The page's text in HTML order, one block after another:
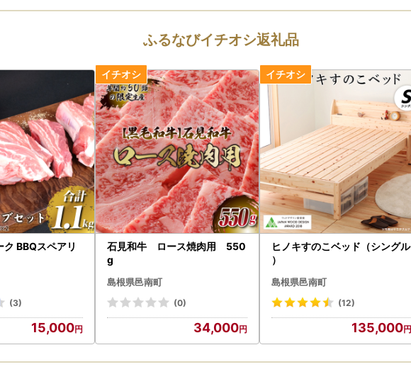
ふるなびイチオシ返礼品
ク BBQスペアリ
(3)
15,000
石見和牛 ロース焼肉用 550
g
島根県邑南町
(0)
34,000
ヒノキすのこベッド（シングル
）
島根県邑南町
(12)
135,000